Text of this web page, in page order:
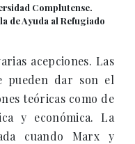
Complutense.
de Ayuda al Refugiado
acepciones. Las
pueden dar son el
teóricas como de
y económica. La
cuando Marx y